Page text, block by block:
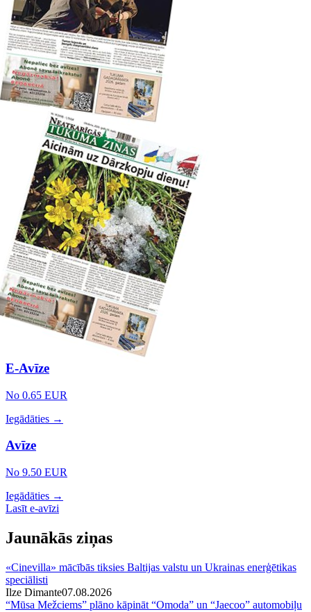
E-Avīze
No 0.65 EUR
Iegādāties →
Avīze
No 9.50 EUR
Iegādāties →
Lasīt e-avīzi
Jaunākās ziņas
«Cinevilla» mācībās tiksies Baltijas valstu un Ukrainas enerģētikas
speciālisti
Ilze Dimante07.08.2026
“Mūsa Mežciems” plāno kāpināt “Omoda” un “Jaecoo” automobiļu